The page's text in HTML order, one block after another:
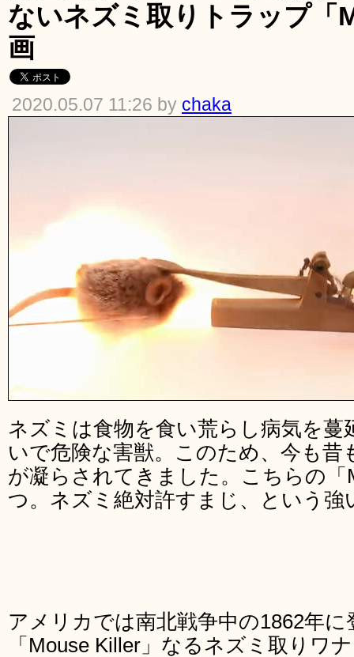
ないネズミ取りトラップ「
画
2020.05.07 11:26 by chaka
ネズミは食物を食い荒らし病気を蔓
いで危険な害獣。このため、今も昔
が凝らされてきました。こちらの「
つ。ネズミ絶対許すまじ、という強
アメリカでは南北戦争中の1862年
「Mouse Killer」なるネズミ取りワ